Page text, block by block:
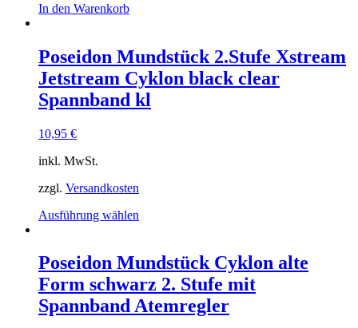
In den Warenkorb
Poseidon Mundstück 2.Stufe Xstream
Jetstream Cyklon black clear
Spannband kl
10,95 €
inkl. MwSt.
zzgl. Versandkosten
Ausführung wählen
mehrere
Varianten
auf.
Die
Optionen
Poseidon Mundstück Cyklon alte
Form schwarz 2. Stufe mit
Spannband Atemregler